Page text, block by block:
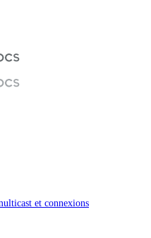
et connexions